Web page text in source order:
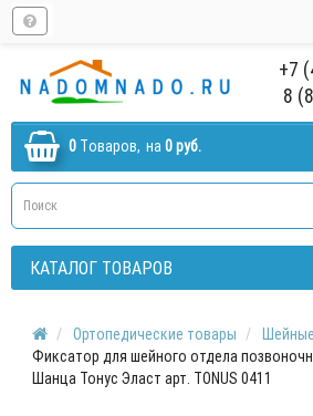
+7
8
0 Tоваров, на 0 руб.
КАТАЛОГ ТОВАРОВ
Ортопедические товары
Фиксатор для шейного отдела
Шанца Тонус Эласт арт. TONUS 0411